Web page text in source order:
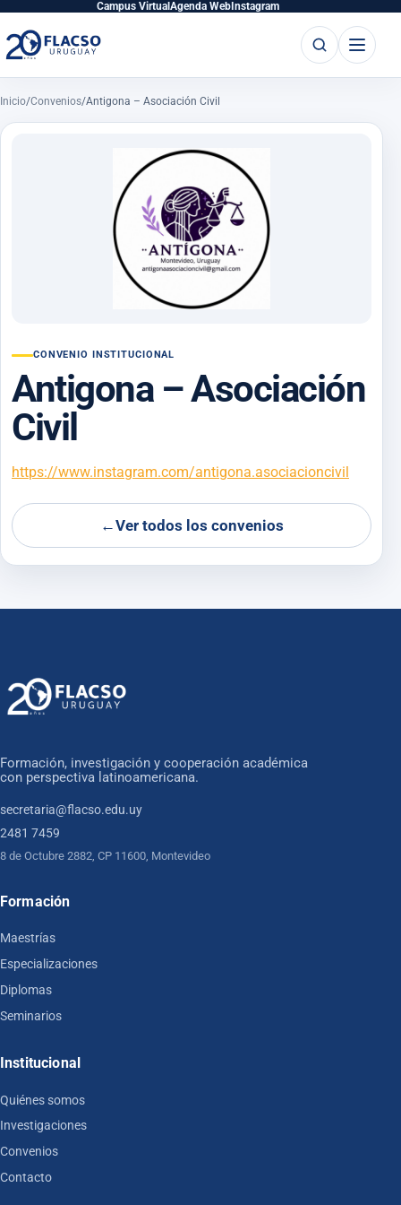
contenido
principal
contenido
Campus VirtualAgenda WebInstagram
BuscarAbrir
menú
Inicio/Convenios/Antigona – Asociación Civil
CONVENIO INSTITUCIONAL
Antigona – Asociación
Civil
https://www.instagram.com/antigona.asociacioncivil
←Ver todos los convenios
Formación, investigación y cooperación académica
con perspectiva latinoamericana.
secretaria@flacso.edu.uy
2481 7459
8 de Octubre 2882, CP 11600, Montevideo
Formación
Maestrías
Especializaciones
Diplomas
Seminarios
Institucional
Quiénes somos
Investigaciones
Convenios
Contacto